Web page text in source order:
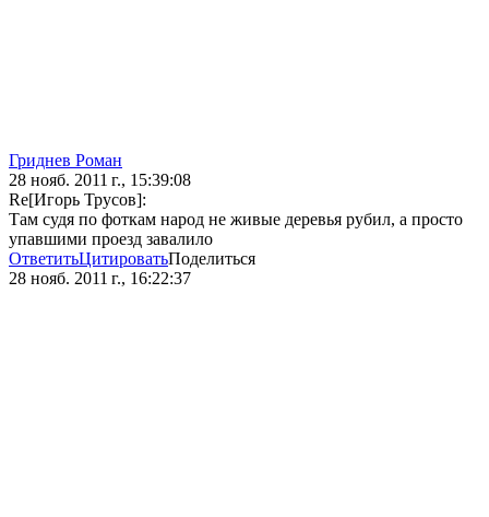
Гриднев Роман
28 нояб. 2011 г., 15:39:08
Re[Игорь Трусов]:
Там судя по фоткам народ не живые деревья рубил, а просто
упавшими проезд завалило
ОтветитьЦитироватьПоделиться
28 нояб. 2011 г., 16:22:37